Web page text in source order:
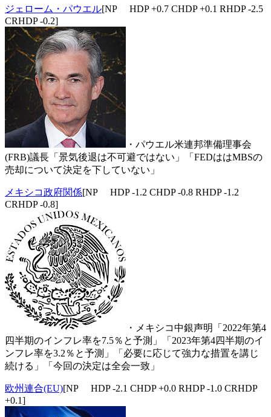
ジェローム・パウエル[NP HDP +0.7 CHDP +0.1 RHDP -2.5
CRHDP -0.2]
・パウエル米連邦準備理事会
(FRB)議長「景気後退は不可避ではない」「FEDははMBSの
売却について決定を下していない」
メキシコ政府関係[NP HDP -1.2 CHDP -0.8 RHDP -1.2
CRHDP -0.8]
・メキシコ中銀声明「2022年第4
四半期のインフレ率を7.5％と予測」「2023年第4四半期のイ
ンフレ率を3.2％と予測」「必要に応じて強力な措置を講じ
続ける」「今回の決定は全会一致」
欧州連合(EU)[NP HDP -2.1 CHDP +0.0 RHDP -1.0 CRHDP
+0.1]